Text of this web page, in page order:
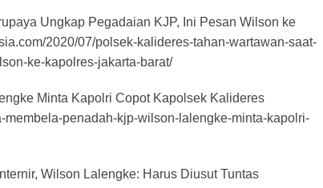
Ungkap Pegadaian KJP, Ini Pesan Wilson ke
2020/07/polsek-kalideres-tahan-wartawan-saat-
ke-kapolres-jakarta-barat/
Minta Kapolri Copot Kapolsek Kalideres
penadah-kjp-wilson-lalengke-minta-kapolri-
Wilson Lalengke: Harus Diusut Tuntas